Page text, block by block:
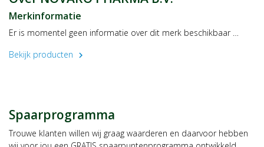
Merkinformatie
Er is momentel geen informatie over dit merk beschikbaar …
Bekijk producten
chevron_right
Spaarprogramma
Trouwe klanten willen wij graag waarderen en daarvoor hebben